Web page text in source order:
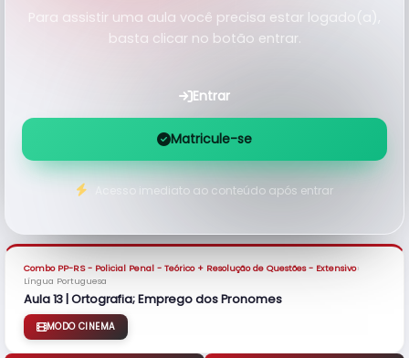
Para assistir uma aula você precisa estar logado(a),
basta clicar no botão entrar.
Entrar
Matricule-se
Acesso imediato ao conteúdo após entrar
Combo PP-RS - Policial Penal - Teórico + Resolução de Questões - Extensivo›
Língua Portuguesa
Aula 13 | Ortografia; Emprego dos Pronomes
MODO CINEMA